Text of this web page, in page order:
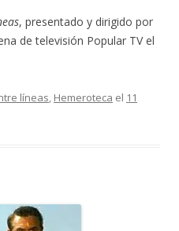
, presentado y dirigido por
de televisión Popular TV el
líneas Hemeroteca el 11